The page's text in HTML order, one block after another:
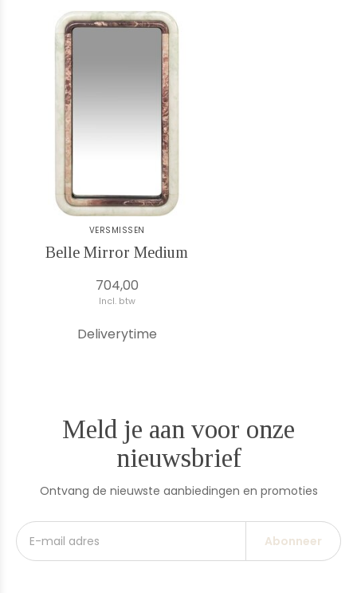
VERSMISSEN
Belle Mirror Medium
704,00
Incl. btw
Deliverytime
Meld je aan voor onze
nieuwsbrief
Ontvang de nieuwste aanbiedingen en promoties
Abonneer